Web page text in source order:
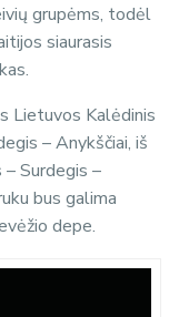
grupėms, todėl
siaurasis
Lietuvos Kalėdinis
– Anykščiai, iš
Surdegis –
bus galima
depe.